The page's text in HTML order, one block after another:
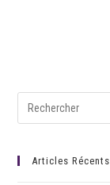
Articles Récents